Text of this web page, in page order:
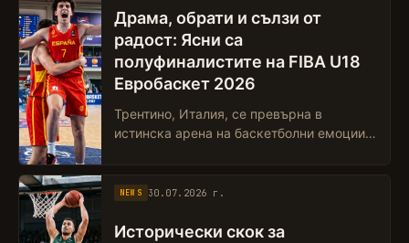
Драма, обрати и сълзи от
радост: Ясни са
полуфиналистите на FIBA U18
Евробаскет 2026
Трентино, Италия, се превърна в
истинска арена на баскетболни емоции,
европейското първенство за юноши до
18 години...
NEWS 30.07.2026 г.
Исторически скок за